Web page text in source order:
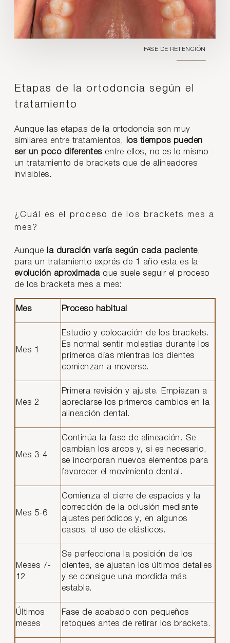
FASE DE RETENCIÓN
Etapas de la ortodoncia según el
tratamiento
Aunque las etapas de la ortodoncia son muy
similares entre tratamientos,
los tiempos pueden
ser un poco diferentesentre ellos, no es lo mismo
un tratamiento de brackets que de alineadores
invisibles.
¿Cuál es el proceso de los brackets mes a
mes?
Aunque la duración varía según cada paciente,
para un tratamiento exprés de 1 año esta es la
evolución aproximadaque suele seguir el proceso
de los brackets mes a mes:
Mes Proceso habitual
Mes 1
Estudio y colocación de los brackets.
Es normal sentir molestias durante los
primeros días mientras los dientes
comienzan a moverse.
Mes 2
Primera revisión y ajuste. Empiezan a
apreciarse los primeros cambios en la
alineación dental.
Mes 3-4
Continúa la fase de alineación. Se
cambian los arcos y, si es necesario,
se incorporan nuevos elementos para
favorecer el movimiento dental.
Mes 5-6
Comienza el cierre de espacios y la
corrección de la oclusión mediante
ajustes periódicos y, en algunos
casos, el uso de elásticos.
Meses 7-
12
Se perfecciona la posición de los
dientes, se ajustan los últimos detalles
y se consigue una mordida más
estable.
Últimos
meses
Fase de acabado con pequeños
retoques antes de retirar los brackets.